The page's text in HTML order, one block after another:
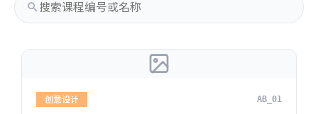
search
创意设计 AB_01